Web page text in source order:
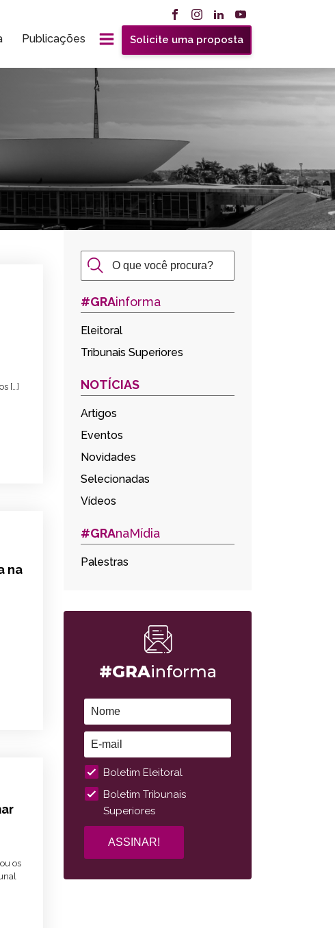
Publicações Solicite uma proposta
[…]
na
os
#GRAinforma
Eleitoral
Tribunais Superiores
NOTÍCIAS
Artigos
Eventos
Novidades
Selecionadas
Vídeos
#GRAnaMídia
Palestras
#GRAinforma
Boletim Eleitoral
Boletim Tribunais
Superiores